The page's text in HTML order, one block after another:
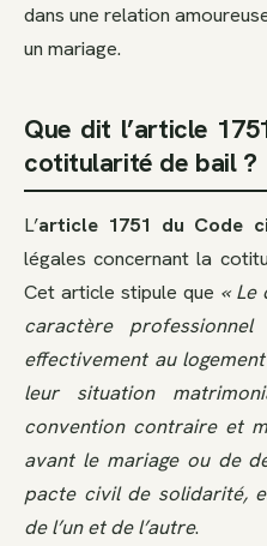
dans une relation
un mariage.
Que dit l’article
cotitularité de bail ?
L’article 1751 du Code
légales concernant la
Cet article stipule que « Le
caractère
effectivement au
leur situation
convention contraire et
avant le mariage ou de
pacte civil de solidarité,
de l’un et de l’autre.